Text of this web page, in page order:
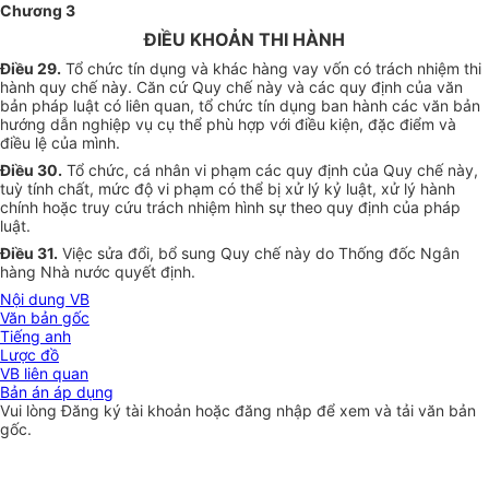
Chương 3
ĐIỀU KHOẢN THI HÀNH
Điều 29. Tổ chức tín dụng và khác hàng vay vốn có trách nhiệm thi
hành quy chế này. Căn cứ Quy chế này và các quy định của văn
bản pháp luật có liên quan, tổ chức tín dụng ban hành các văn bản
hướng dẫn nghiệp vụ cụ thể phù hợp với điều kiện, đặc điểm và
điều lệ của mình.
Điều 30. Tổ chức, cá nhân vi phạm các quy định của Quy chế này,
tuỳ tính chất, mức độ vi phạm có thể bị xử lý kỷ luật, xử lý hành
chính hoặc truy cứu trách nhiệm hình sự theo quy định của pháp
luật.
Điều 31. Việc sửa đổi, bổ sung Quy chế này do Thống đốc Ngân
hàng Nhà nước quyết định.
Nội dung VB
Văn bản gốc
Tiếng anh
Lược đồ
VB liên quan
Bản án áp dụng
Vui lòngĐăng ký tài khoản hoặc đăng nhập để xem và tải văn bản
gốc.